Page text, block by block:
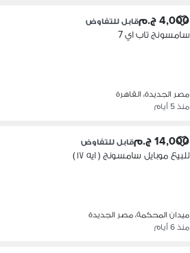
4,000 ج.م قابل للتفاوض
سامسونج تاب اي 7
مصر الجديدة، القاهرة
منذ 5 أيام
14,000 ج.م قابل للتفاوض
للبيع موبايل سامسونج ( ايه ١٧ )
ميدان المحكمة، مصر الجديدة
منذ 6 أيام